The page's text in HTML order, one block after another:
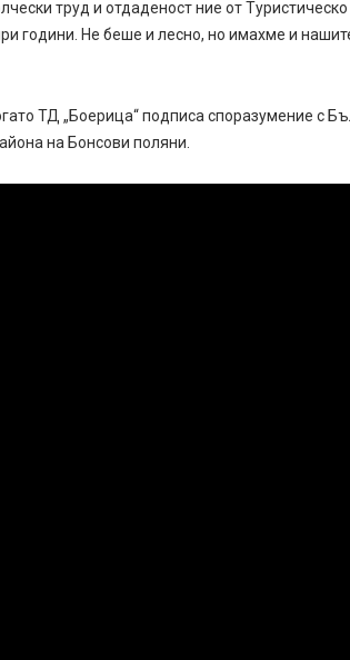
труд и отдаденост ние от
години. Не беше и лесно, но имахме и
ТД „Боерица“ подписа споразумение с
на Бонсови поляни.